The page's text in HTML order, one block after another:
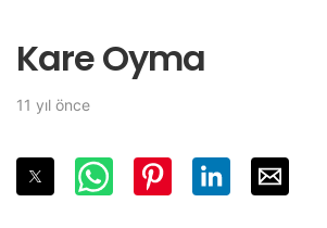
Kare Oyma
11 yıl önce